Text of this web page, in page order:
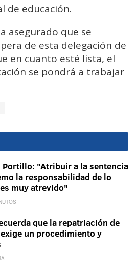
de educación.
asegurado que se
de esta delegación de
en cuanto esté lista, el
se pondrá a trabajar
Portillo: "Atribuir a la sentencia
la responsabilidad de lo
muy atrevido"
que la repatriación de
un procedimiento y